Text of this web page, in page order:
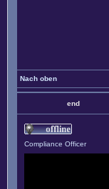
Nach oben
end
Compliance Officer